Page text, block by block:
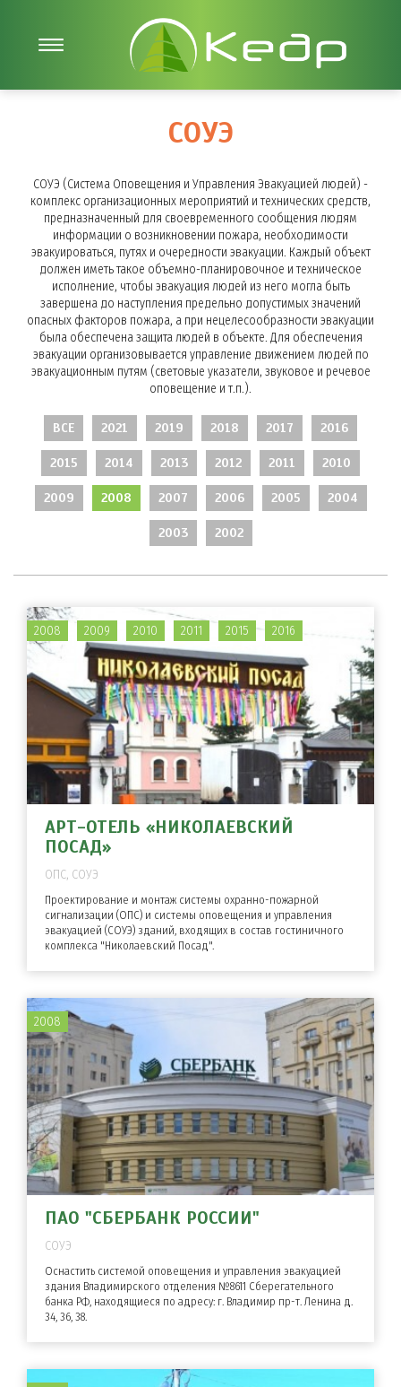
СОУЭ
СОУЭ (Система Оповещения и Управления Эвакуацией людей) -
комплекс организационных мероприятий и технических средств,
предназначенный для своевременного сообщения людям
информации о возникновении пожара, необходимости
эвакуироваться, путях и очередности эвакуации. Каждый объект
должен иметь такое объемно-планировочное и техническое
исполнение, чтобы эвакуация людей из него могла быть
завершена до наступления предельно допустимых значений
опасных факторов пожара, а при нецелесообразности эвакуации
была обеспечена защита людей в объекте. Для обеспечения
эвакуации организовывается управление движением людей по
эвакуационным путям (световые указатели, звуковое и речевое
оповещение и т.п.).
ВСЕ 2021 2019 2018 2017 2016
2015 2014 2013 2012 2011 2010
2009 2008 2007 2006 2005 2004
2003 2002
АРТ-ОТЕЛЬ «НИКОЛАЕВСКИЙ
ПОСАД»
ОПС, СОУЭ
Проектирование и монтаж системы охранно-пожарной
сигнализации (ОПС) и системы оповещения и управления
эвакуацией (СОУЭ) зданий, входящих в состав гостиничного
комплекса "Николаевский Посад".
2008 2009 2010 2011 2015 2016
ПАО "СБЕРБАНК РОССИИ"
СОУЭ
Оснастить системой оповещения и управления эвакуацией
здания Владимирского отделения №8611 Сберегательного
банка РФ, находящиеся по адресу: г. Владимир пр-т. Ленина д.
34, 36, 38.
2008